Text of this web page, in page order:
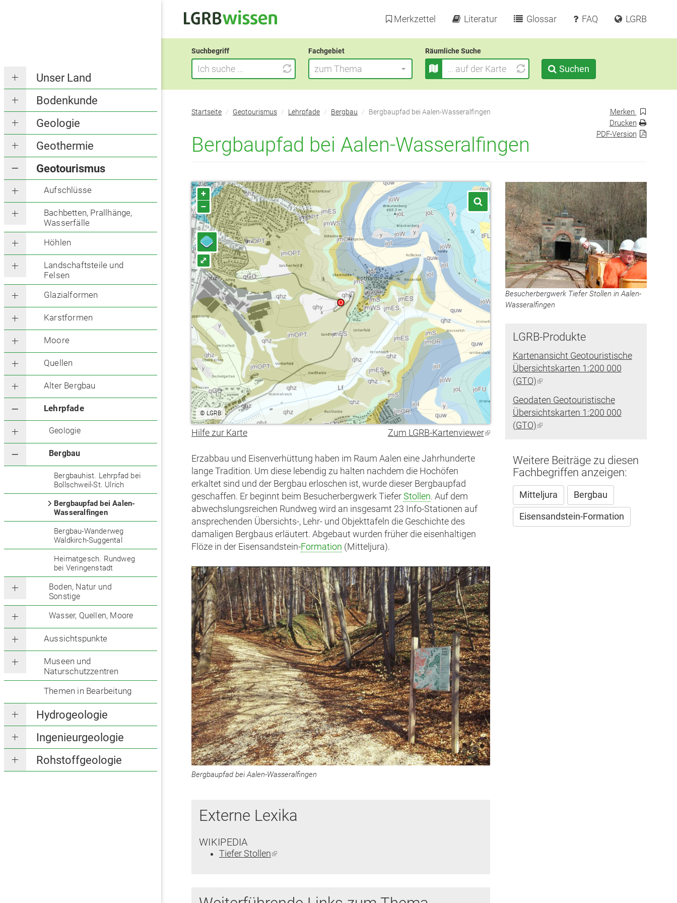
Unser Land
Bodenkunde
Geologie
Geothermie
Geotourismus
Aufschlüsse
Bachbetten, Prallhänge,
Wasserfälle
Höhlen
Landschaftsteile und
Felsen
Glazialformen
Karstformen
Moore
Quellen
Alter Bergbau
Lehrpfade
Geologie
Bergbau
Bergbauhist. Lehrpfad bei
Bollschweil-St. Ulrich
Bergbaupfad bei Aalen-
Wasseralfingen
Bergbau-Wanderweg
Waldkirch-Suggental
Heimatgesch. Rundweg
bei Veringenstadt
Boden, Natur und
Sonstige
Wasser, Quellen, Moore
Aussichtspunkte
Museen und
Naturschutzzentren
Themen in Bearbeitung
Hydrogeologie
Ingenieurgeologie
Rohstoffgeologie
Merkzettel Literatur Glossar FAQ LGRB
Suchbegriff Fachgebiet
zum Thema
Räumliche Suche
Suchen
Startseite Geotourismus Lehrpfade Bergbau Bergbaupfad bei Aalen-Wasseralfingen
Bergbaupfad bei Aalen-Wasseralfingen
Merken
Drucken
PDF-Version
+
–
⤢
© LGRB
Hilfe zur Karte Zum LGRB-Kartenviewer(Link
Erzabbau und Eisenverhüttung haben im Raum Aalen eine Jahrhunderte
lange Tradition. Um diese lebendig zu halten nachdem die Hochöfen
erkaltet sind und der Bergbau erloschen ist, wurde dieser Bergbaupfad
geschaffen. Er beginnt beim Besucherbergwerk Tiefer Stollen. Auf dem
abwechslungsreichen Rundweg wird an insgesamt 23 Info-Stationen auf
ansprechenden Übersichts-, Lehr- und Objekttafeln die Geschichte des
damaligen Bergbaus erläutert. Abgebaut wurden früher die eisenhaltigen
Flöze in der Eisensandstein-Formation (Mitteljura).
Bergbaupfad bei Aalen-Wasseralfingen
Externe Lexika
WIKIPEDIA
Tiefer Stollen(Link
Besucherbergwerk Tiefer Stollen in Aalen-
Wasseralfingen
LGRB-Produkte
Kartenansicht Geotouristische
Übersichtskarten 1:200 000
(GTO)(Link
extern)
Geodaten Geotouristische
Übersichtskarten 1:200 000
(GTO)(Link
Weitere Beiträge zu diesen
Fachbegriffen anzeigen:
Mitteljura Bergbau
Eisensandstein-Formation